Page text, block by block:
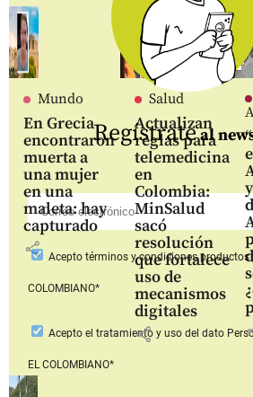
Mundo
En Grecia
encontraron
muerta a
una mujer
en una
maleta: hay
capturado
share
Salud
Actualizan
reglas para
telemedicina
en
Colombia:
MinSalud
sacó
resolución
que fortalece
uso de
mecanismos
digitales
share
Regístrateal
Aceptotérminos y condiciones
COLOMBIANO*
Acepto el tratamiento y uso del dato
EL COLOMBIANO*